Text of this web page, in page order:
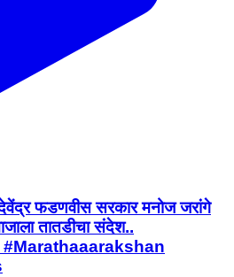
फडणवीस सरकार मनोज जरांगे
तातडीचा संदेश..